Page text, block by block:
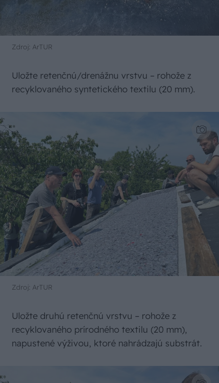
Zdroj: ArTUR
Uložte retenčnú/drenážnu vrstvu – rohože z
recyklovaného syntetického textilu (20 mm).
Zdroj: ArTUR
Uložte druhú retenčnú vrstvu – rohože z
recyklovaného prírodného textilu (20 mm),
napustené výživou, ktoré nahrádzajú substrát.